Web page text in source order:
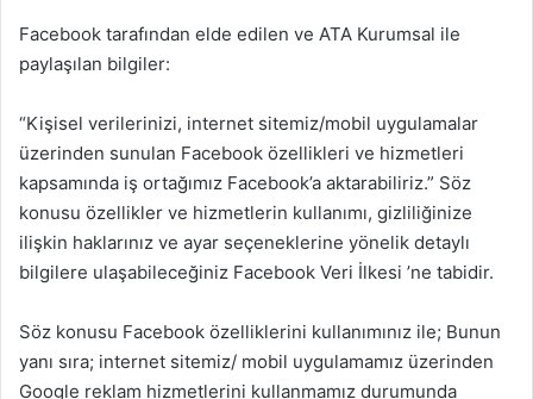
Facebook tarafından elde edilen ve ATA Kurumsal ile
paylaşılan bilgiler:
“Kişisel verilerinizi, internet sitemiz/mobil uygulamalar
üzerinden sunulan Facebook özellikleri ve hizmetleri
kapsamında iş ortağımız Facebook’a aktarabiliriz.” Söz
konusu özellikler ve hizmetlerin kullanımı, gizliliğinize
ilişkin haklarınız ve ayar seçeneklerine yönelik detaylı
bilgilere ulaşabileceğiniz Facebook Veri İlkesi ’ne tabidir.
Söz konusu Facebook özelliklerini kullanımınız ile; Bunun
yanı sıra; internet sitemiz/ mobil uygulamamız üzerinden
Google reklam hizmetlerini kullanmamız durumunda